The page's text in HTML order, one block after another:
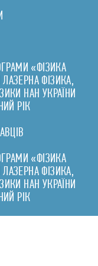
«ФІЗИКА
ФІЗИКА,
НАН УКРАЇНИ
РІК
«ФІЗИКА
ФІЗИКА,
НАН УКРАЇНИ
РІК